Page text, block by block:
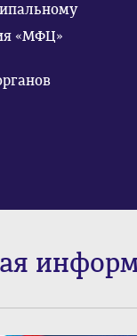
«МФЦ»